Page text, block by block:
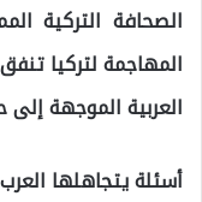
الصحافة التركية
العربية الموجهة
أسئلة يتجاهلها العرب